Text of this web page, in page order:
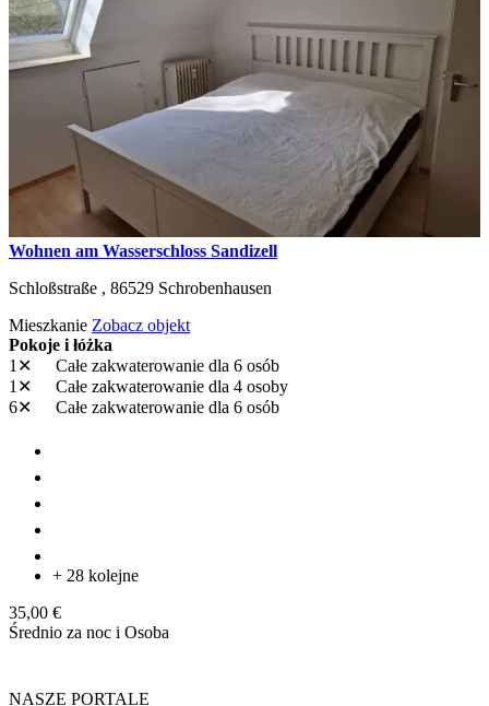
Wohnen am Wasserschloss Sandizell
Schloßstraße , 86529 Schrobenhausen
Mieszkanie Zobacz objekt
Pokoje i łóżka
1✕
Całe zakwaterowanie dla 6 osób
1✕
Całe zakwaterowanie dla 4 osoby
6✕
Całe zakwaterowanie dla 6 osób
+ 28 kolejne
35,00 €
Średnio za noc i Osoba
NASZE PORTALE